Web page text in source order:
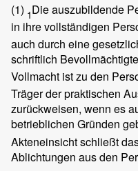
(1) 1Die auszubildende
in ihre vollständigen
auch durch eine
schriftlich
Vollmacht ist zu den
Träger der praktischen
zurückweisen, wenn es
betrieblichen Gründen
Akteneinsicht schließt
Ablichtungen aus den